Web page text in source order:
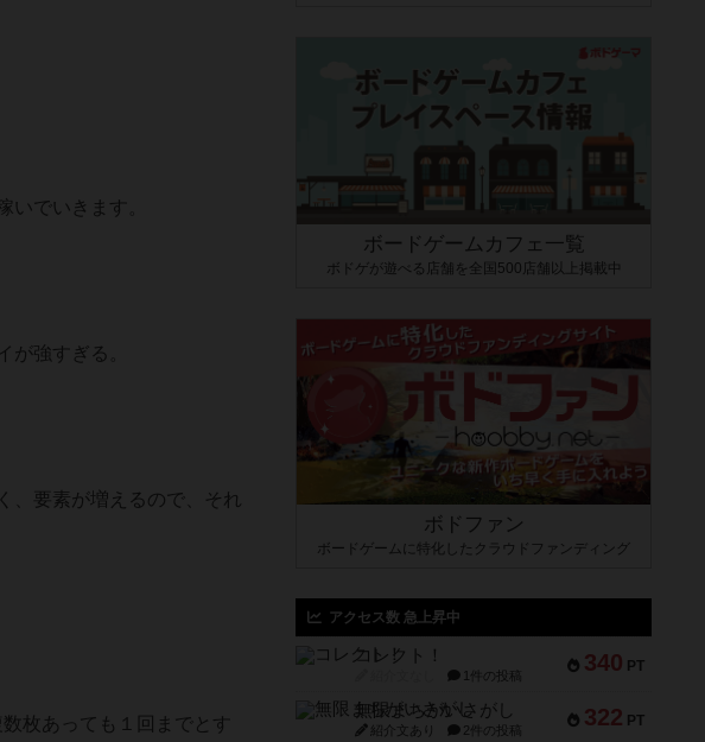
いでいきます。
が強すぎる。
、要素が増えるので、それ
枚あっても１回までとす
ボードゲームカフェ一覧
ボドゲが遊べる店舗を全国500店舗以上掲載中
ボドファン
ボードゲームに特化したクラウドファンディング
アクセス数 急上昇中
340 PT
コレクト！
1件の投稿
322 PT
無限まちがいさがし
紹介文あり 2件の投稿